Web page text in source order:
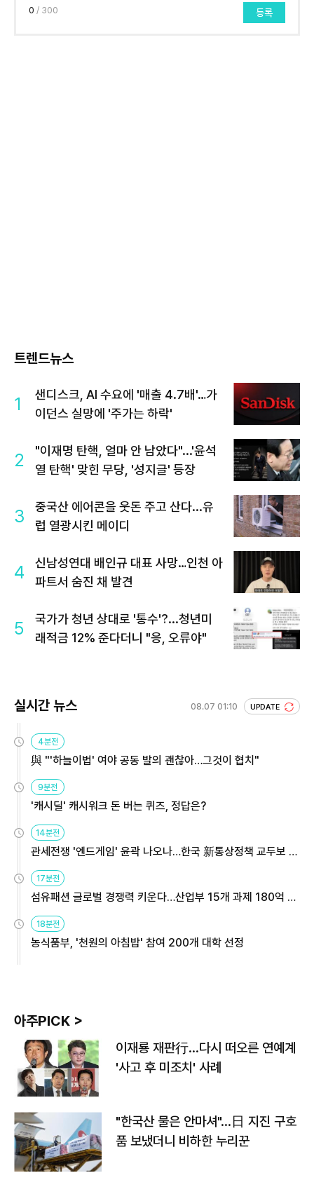
0 / 300 등록
트렌드뉴스
1
샌디스크, AI 수요에 '매출 4.7배'…가
이던스 실망에 '주가는 하락'
2
"이재명 탄핵, 얼마 안 남았다"...'윤석
열 탄핵' 맞힌 무당, '성지글' 등장
3
중국산 에어콘을 웃돈 주고 산다...유
럽 열광시킨 메이디
4
신남성연대 배인규 대표 사망…인천 아
파트서 숨진 채 발견
5
국가가 청년 상대로 '통수'?...청년미
래적금 12% 준다더니 "응, 오류야"
실시간 뉴스 08.07 01:10 UPDATE
4분전
與 "'하늘이법' 여야 공동 발의 괜찮아…그것이 협치"
9분전
'캐시딜' 캐시워크 돈 버는 퀴즈, 정답은?
14분전
관세전쟁 '엔드게임' 윤곽 나오나…한국 新통상정책 교두보 활
용해야
17분전
섬유패션 글로벌 경쟁력 키운다…산업부 15개 과제 180억 지
원
18분전
농식품부, '천원의 아침밥' 참여 200개 대학 선정
아주PICK >
이재룡 재판行…다시 떠오른 연예계
'사고 후 미조치' 사례
"한국산 물은 안마셔"…日 지진 구호
품 보냈더니 비하한 누리꾼